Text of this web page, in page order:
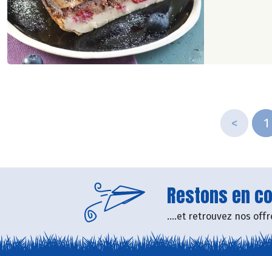
< 1
Restons en
....et retrouvez nos